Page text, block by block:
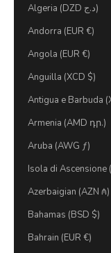
Algeria (DZD د.ج)
Andorra (EUR €)
Angola (EUR €)
Anguilla (XCD $)
Antigua e Barbuda
Armenia (AMD դր.)
Aruba (AWG ƒ)
Isola di Ascensione
Azerbaigian (AZN ₼)
Bahamas (BSD $)
Bahrain (EUR €)